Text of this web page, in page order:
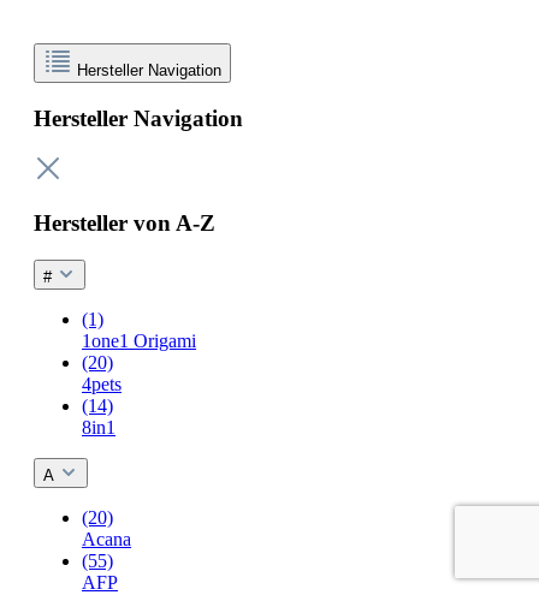
Hersteller Navigation
Hersteller Navigation
Hersteller von A-Z
#
(1)
1one1 Origami
(20)
4pets
(14)
8in1
A
(20)
Acana
(55)
AFP